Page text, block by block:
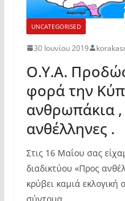
UNCATEGORISED
30 Ιουνίου 2019
Ο.Υ.Α.
φορά την
ανθρωπάκια
ανθέλληνες .
Στις 16 Μαΐου σας
διαδικτύου «Προς
κρύβει καμιά